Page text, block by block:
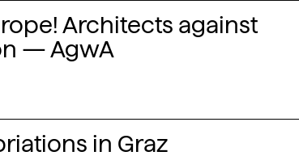
Architects against
— AgwA
in Graz